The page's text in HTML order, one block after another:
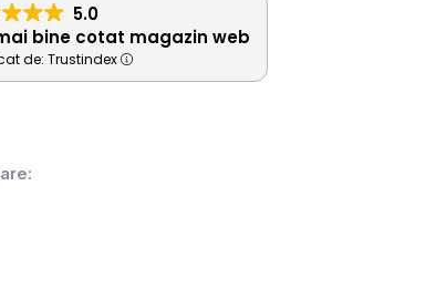
5.0
bine cotat magazin web
de: Trustindex